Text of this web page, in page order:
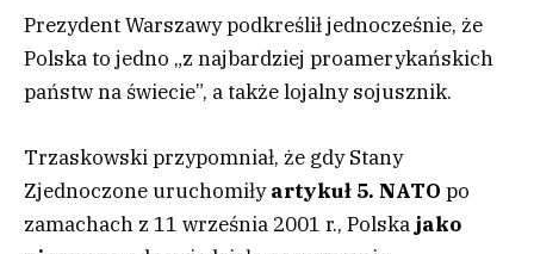
Prezydent Warszawy podkreślił jednocześnie, że
Polska to jedno „z najbardziej proamerykańskich
państw na świecie”, a także lojalny sojusznik.
Trzaskowski przypomniał, że gdy Stany
Zjednoczone uruchomiłyartykuł 5. NATO po
zamachach z 11 września 2001 r., Polska jako